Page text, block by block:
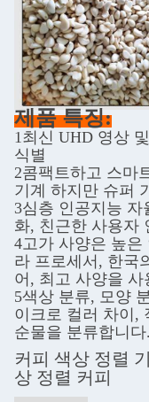
제품 특징:
1최신 UHD 영상
식별
2콤팩트하고 스마
기계 하지만 슈퍼
3심층 인공지능
화, 친근한 사용자
4고가 사양은 높은
라 프로세서, 한국
어, 최고 사양을 사
5색상 분류, 모양
이크로 컬러 차이,
순물을 분류합니다.
커피 색상 정렬
상 정렬 커피